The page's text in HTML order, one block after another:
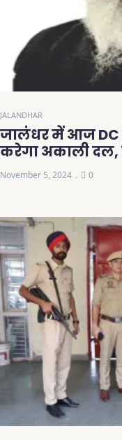
JALANDHAR
जालंधर में आज DC
करेगा अकाली दल,
November 5, 2024 0